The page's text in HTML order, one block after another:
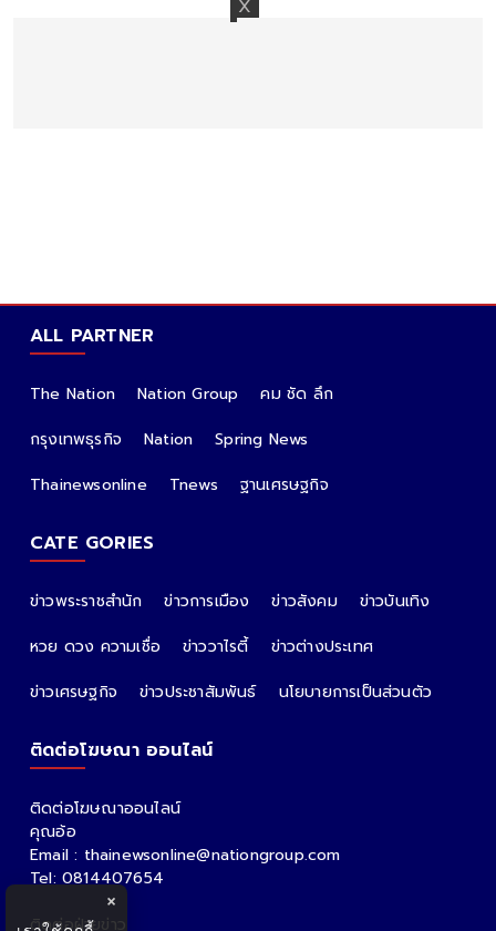
ALL PARTNER
The Nation Nation Group
คม ชัด ลึก
กรุงเทพธุรกิจ
Nation
Spring News
Thainewsonline
Tnews ฐานเศรษฐกิจ
CATE GORIES
ข่าวพระราชสำนัก ข่าวการเมือง ข่าวสังคม
ข่าวบันเทิง
หวย ดวง ความเชื่อ
ข่าววาไรตี้
ข่าวต่างประเทศ
ข่าวเศรษฐกิจ
ข่าวประชาสัมพันธ์ นโยบายการเป็นส่วนตัว
ติดต่อโฆษณา ออนไลน์
ติดต่อโฆษณาออนไลน์
คุณอ้อ
Email : thainewsonline@nationgroup.com
Tel: 0814407654
ติดต่อฝ่ายข่าว
×